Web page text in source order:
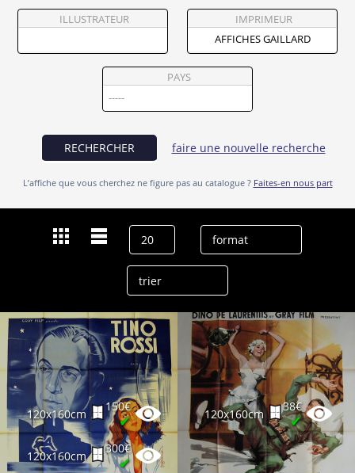
Vendre
ILLUSTRATEUR IMPRIMEUR
PAYS
RECHERCHER faire une nouvelle recherche
L’affiche que vous cherchez ne figure pas au catalogue ? Faites-en nous part
120x160cm
150€
✔
120x160cm
300€
✔
120x160cm
38€
✔